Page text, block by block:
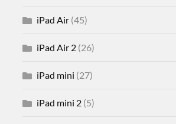
iPad Air (45)
iPad Air 2 (26)
iPad mini (27)
iPad mini 2 (5)